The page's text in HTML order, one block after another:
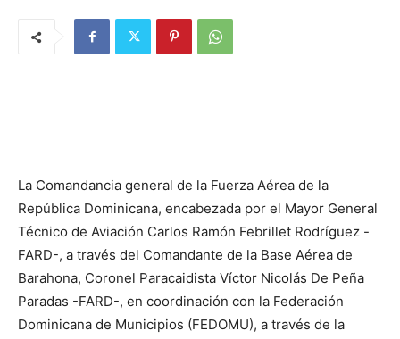
La Comandancia general de la Fuerza Aérea de la
República Dominicana, encabezada por el Mayor General
Técnico de Aviación Carlos Ramón Febrillet Rodríguez -
FARD-, a través del Comandante de la Base Aérea de
Barahona, Coronel Paracaidista Víctor Nicolás De Peña
Paradas -FARD-, en coordinación con la Federación
Dominicana de Municipios (FEDOMU), a través de la